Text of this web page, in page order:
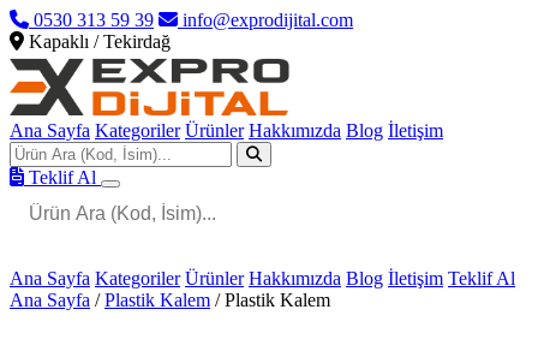
0530 313 59 39
info@exprodijital.com
Kapaklı / Tekirdağ
Ana Sayfa Kategoriler Ürünler Hakkımızda Blog İletişim
Teklif Al
Ana Sayfa Kategoriler Ürünler Hakkımızda Blog İletişim Teklif Al
Ana Sayfa / Plastik Kalem / Plastik Kalem